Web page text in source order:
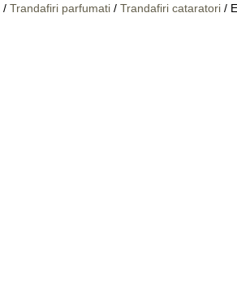
/ Trandafiri parfumati / Trandafiri cataratori /